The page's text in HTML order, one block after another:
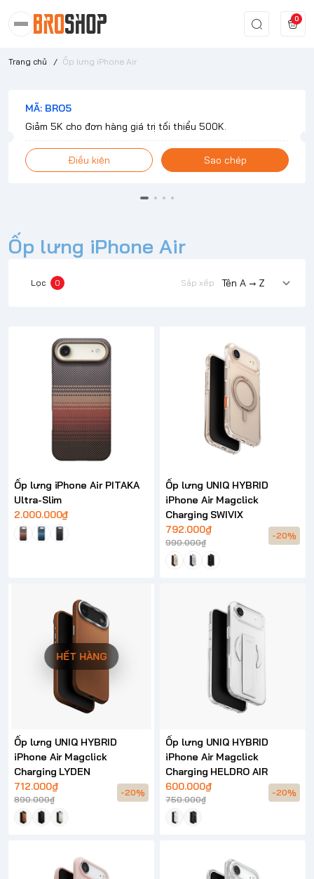
0
Trang chủ / Ốp lưng iPhone Air
MÃ: BRO5
Giảm 5K cho đơn hàng giá trị tối thiểu 500K.
Điều kiện Sao chép
Ốp lưng iPhone Air
Lọc 0 Sắp xếp
Ốp lưng iPhone Air PITAKA
Ultra-Slim
2.000.000₫
Ốp lưng UNIQ HYBRID
iPhone Air Magclick
Charging SWIVIX
792.000₫
990.000₫
-20%
HẾT HÀNG
Ốp lưng UNIQ HYBRID
iPhone Air Magclick
Charging LYDEN
712.000₫
890.000₫
-20%
Ốp lưng UNIQ HYBRID
iPhone Air Magclick
Charging HELDRO AIR
600.000₫
750.000₫
-20%